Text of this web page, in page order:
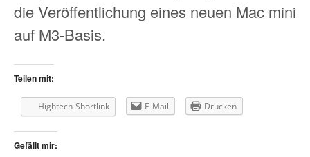
die Veröffentlichung eines neuen Mac mini
auf M3-Basis.
Teilen mit:
Hightech-Shortlink E-Mail Drucken
Gefällt mir: